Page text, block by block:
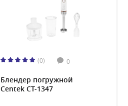
(0) 0
Блендер погружной
Centek CT-1347